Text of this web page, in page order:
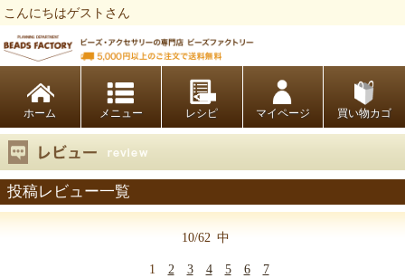
こんにちはゲストさん
ホーム レシピ マイページ 買い物カゴ
投稿レビュー一覧
10/62 中
1 2 3 4 5 6 7